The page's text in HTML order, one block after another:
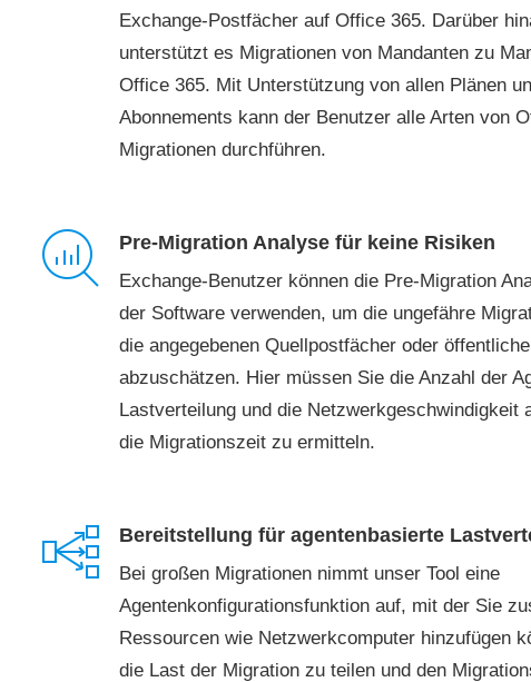
Exchange-Postfächer auf Office 365. Darüber
unterstützt es Migrationen von Mandanten zu
Office 365. Mit Unterstützung von allen Plänen
Abonnements kann der Benutzer alle Arten von
Migrationen durchführen.
Pre-Migration Analyse für keine Risiken
Exchange-Benutzer können die Pre-Migration
der Software verwenden, um die ungefähre
die angegebenen Quellpostfächer oder
abzuschätzen. Hier müssen Sie die Anzahl der
Lastverteilung und die Netzwerkgeschwindigkeit
die Migrationszeit zu ermitteln.
Bereitstellung für agentenbasierte
Bei großen Migrationen nimmt unser Tool eine
Agentenkonfigurationsfunktion auf, mit der Sie
Ressourcen wie Netzwerkcomputer hinzufügen
die Last der Migration zu teilen und den